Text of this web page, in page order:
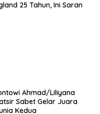
25 Tahun, Ini Saran
Ahmad/Liliyana
Sabet Gelar Juara
Kedua